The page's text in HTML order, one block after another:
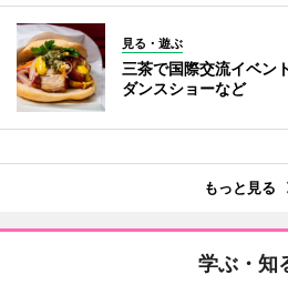
見る・遊ぶ
三茶で国際交流イベ
ダンスショーなど
もっと見る
学ぶ・知